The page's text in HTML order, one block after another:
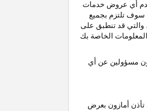
أي عروض خدمات
سوف تلتزم بجميع
والتي قد تنطبق على
المعلومات الخاصة بك
مسؤولين عن أي
أمازون بعرض